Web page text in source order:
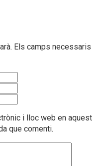
Els camps necessaris
i lloc web en aquest
que comenti.